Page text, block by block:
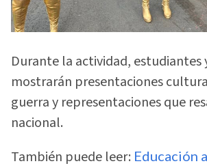
Durante la actividad, estudiantes
mostrarán presentaciones
guerra y representaciones que
nacional.
También puede leer: Educación